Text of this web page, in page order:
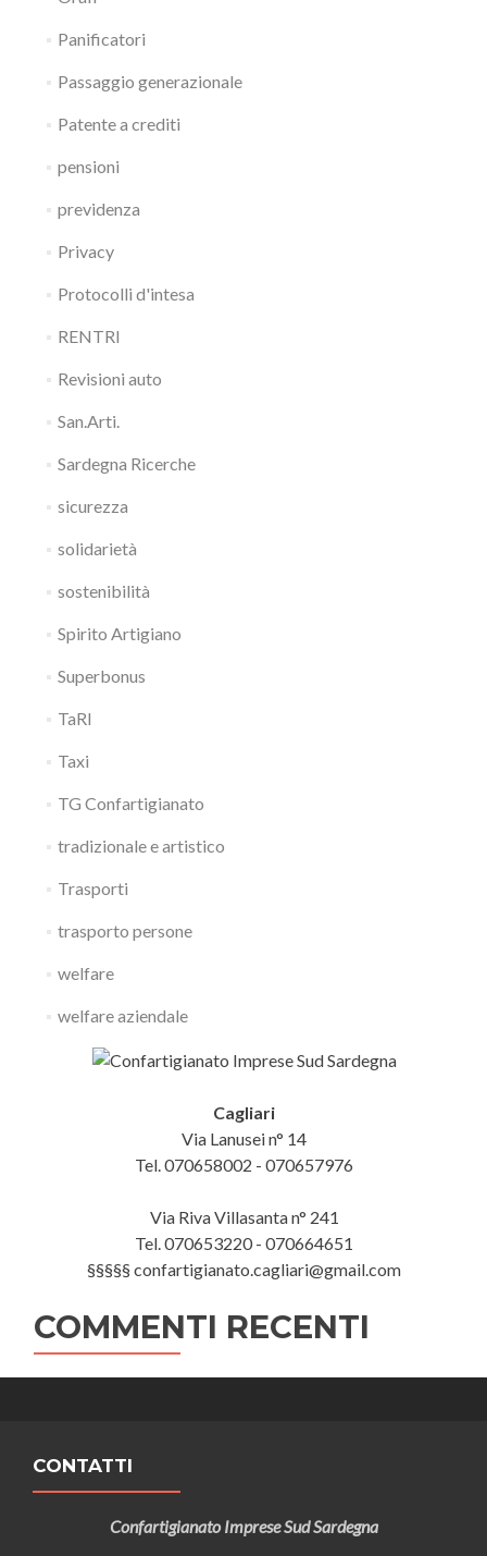
Panificatori
Passaggio generazionale
Patente a crediti
pensioni
previdenza
Privacy
Protocolli d'intesa
RENTRI
Revisioni auto
San.Arti.
Sardegna Ricerche
sicurezza
solidarietà
sostenibilità
Spirito Artigiano
Superbonus
TaRI
Taxi
TG Confartigianato
tradizionale e artistico
Trasporti
trasporto persone
welfare
welfare aziendale
Cagliari
Via Lanusei n° 14
Tel. 070658002 - 070657976
Via Riva Villasanta n° 241
Tel. 070653220 - 070664651
§§§§§ confartigianato.cagliari@gmail.com
COMMENTI RECENTI
CONTATTI
Confartigianato Imprese Sud Sardegna